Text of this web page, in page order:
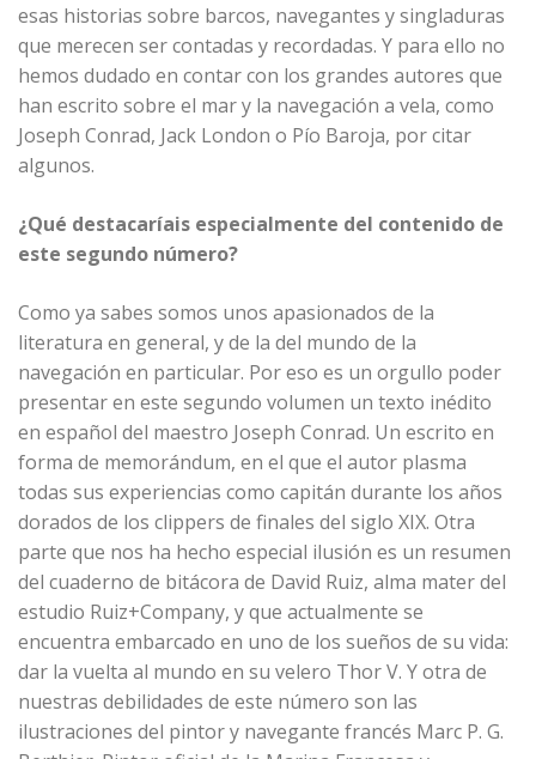
esas historias sobre barcos, navegantes y singladuras
que merecen ser contadas y recordadas. Y para ello no
hemos dudado en contar con los grandes autores que
han escrito sobre el mar y la navegación a vela, como
Joseph Conrad, Jack London o Pío Baroja, por citar
algunos.
¿Qué destacaríais especialmente del contenido de
este segundo número?
Como ya sabes somos unos apasionados de la
literatura en general, y de la del mundo de la
navegación en particular. Por eso es un orgullo poder
presentar en este segundo volumen un texto inédito
en español del maestro Joseph Conrad. Un escrito en
forma de memorándum, en el que el autor plasma
todas sus experiencias como capitán durante los años
dorados de los clippers de finales del siglo XIX. Otra
parte que nos ha hecho especial ilusión es un resumen
del cuaderno de bitácora de David Ruiz, alma mater del
estudio Ruiz+Company, y que actualmente se
encuentra embarcado en uno de los sueños de su vida:
dar la vuelta al mundo en su velero Thor V. Y otra de
nuestras debilidades de este número son las
ilustraciones del pintor y navegante francés Marc P. G.